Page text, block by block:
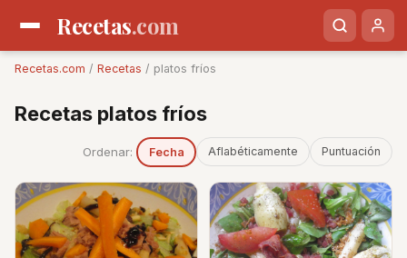
Recetas.com
Recetas.com / Recetas / platos fríos
Recetas platos fríos
Ordenar: Fecha Aflabéticamente Puntuación